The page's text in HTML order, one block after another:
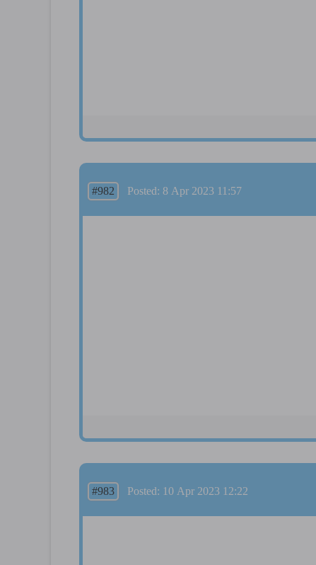
#982 Posted: 8 Apr 2023 11:57
#983 Posted: 10 Apr 2023 12:22